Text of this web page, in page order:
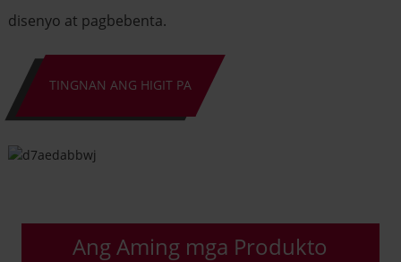
disenyo at pagbebenta.
TINGNAN ANG HIGIT PA
Ang Aming mga Produkto